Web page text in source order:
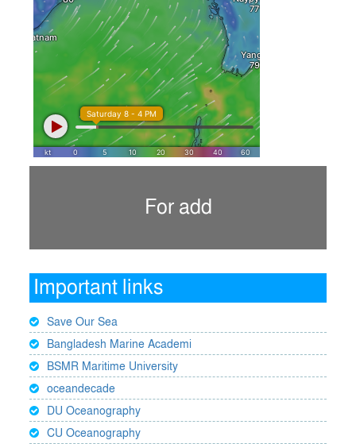
For add
Important links
Save Our Sea
Bangladesh Marine Academi
BSMR Maritime University
oceandecade
DU Oceanography
CU Oceanography